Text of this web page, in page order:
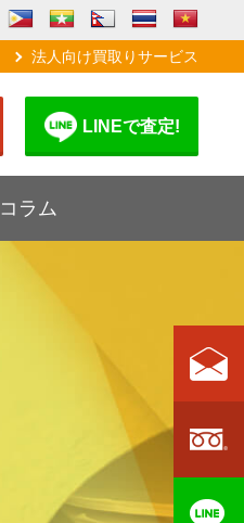
法人向け買取りサービス
LINEで査定!
コラム